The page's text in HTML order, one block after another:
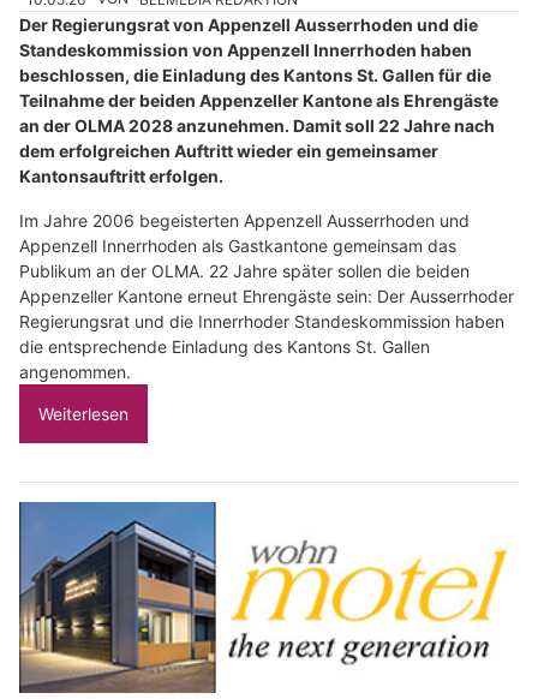
Der Regierungsrat von Appenzell Ausserrhoden und die
Standeskommission von Appenzell Innerrhoden haben
beschlossen, die Einladung des Kantons St. Gallen für die
Teilnahme der beiden Appenzeller Kantone als Ehrengäste
an der OLMA 2028 anzunehmen. Damit soll 22 Jahre nach
dem erfolgreichen Auftritt wieder ein gemeinsamer
Kantonsauftritt erfolgen.
Im Jahre 2006 begeisterten Appenzell Ausserrhoden und
Appenzell Innerrhoden als Gastkantone gemeinsam das
Publikum an der OLMA. 22 Jahre später sollen die beiden
Appenzeller Kantone erneut Ehrengäste sein: Der Ausserrhoder
Regierungsrat und die Innerrhoder Standeskommission haben
die entsprechende Einladung des Kantons St. Gallen
angenommen.
Weiterlesen